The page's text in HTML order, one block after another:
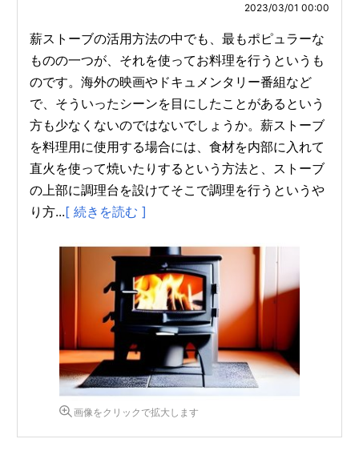
2023/03/01 00:00
薪ストーブの活用方法の中でも、最もポピュラーな
ものの一つが、それを使ってお料理を行うというも
のです。海外の映画やドキュメンタリー番組など
で、そういったシーンを目にしたことがあるという
方も少なくないのではないでしょうか。薪ストーブ
を料理用に使用する場合には、食材を内部に入れて
直火を使って焼いたりするという方法と、ストーブ
の上部に調理台を設けてそこで調理を行うというや
り方...[ 続きを読む ]
画像をクリックで拡大します